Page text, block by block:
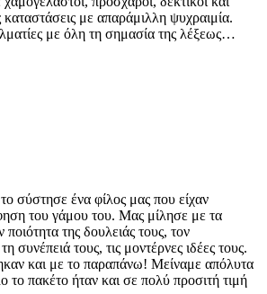
καταστάσεις με απαράμιλλη ψυχραιμία.
με όλη τη σημασία της λέξεως…
σύστησε ένα φίλος μας που είχαν
του γάμου του. Μας μίλησε με τα
ποιότητα της δουλειάς τους, τον
συνέπειά τους, τις μοντέρνες ιδέες τους.
και με το παραπάνω! Μείναμε απόλυτα
το πακέτο ήταν και σε πολύ προσιτή τιμή